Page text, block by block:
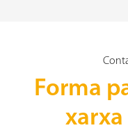
Forma
xarxa